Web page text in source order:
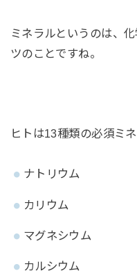
ミネラルというのは、
ツのことですね。
ヒトは13種類の必須ミ
ナトリウム
カリウム
マグネシウム
カルシウム